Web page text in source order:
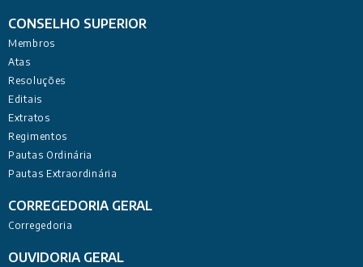
CONSELHO SUPERIOR
Membros
Atas
Resoluções
Editais
Extratos
Regimentos
Pautas Ordinária
Pautas Extraordinária
CORREGEDORIA GERAL
Corregedoria
OUVIDORIA GERAL